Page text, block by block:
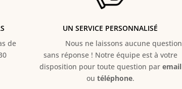
de
UN SERVICE PERSONNALISÉ
Nous ne laissons aucune question
sans réponse ! Notre équipe est à votre
disposition pour toute question par email
ou téléphone.